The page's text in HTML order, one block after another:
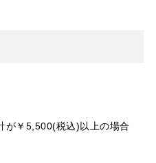
が￥5,500(税込)以上の場合